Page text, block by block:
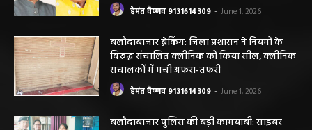
हेमंत वैष्णव 9131614309 - June 1, 2026
बलौदाबाजार ब्रेकिंग: जिला प्रशासन ने नियमों के
विरुद्ध संचालित क्लीनिक को किया सील, क्लीनिक
संचालकों में मची अफरा-तफरी
हेमंत वैष्णव 9131614309 - June 1, 2026
बलौदाबाजार पुलिस की बड़ी कामयाबी: साइबर